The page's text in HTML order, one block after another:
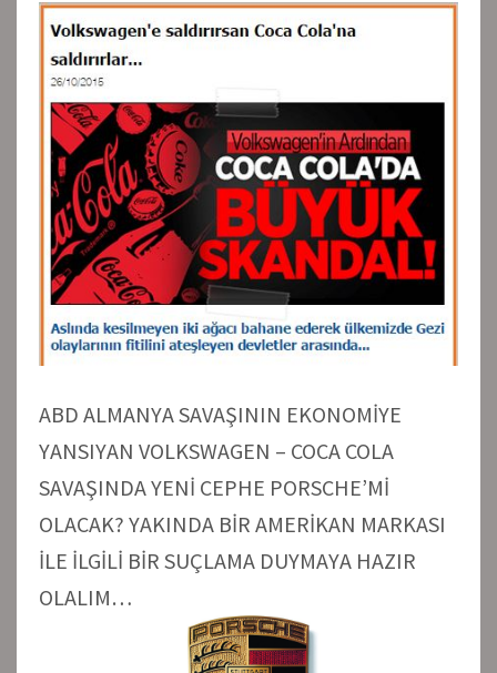
ABD ALMANYA SAVAŞININ EKONOMİYE
YANSIYAN VOLKSWAGEN – COCA COLA
SAVAŞINDA YENİ CEPHE PORSCHE’Mİ
OLACAK? YAKINDA BİR AMERİKAN MARKASI
İLE İLGİLİ BİR SUÇLAMA DUYMAYA HAZIR
OLALIM…